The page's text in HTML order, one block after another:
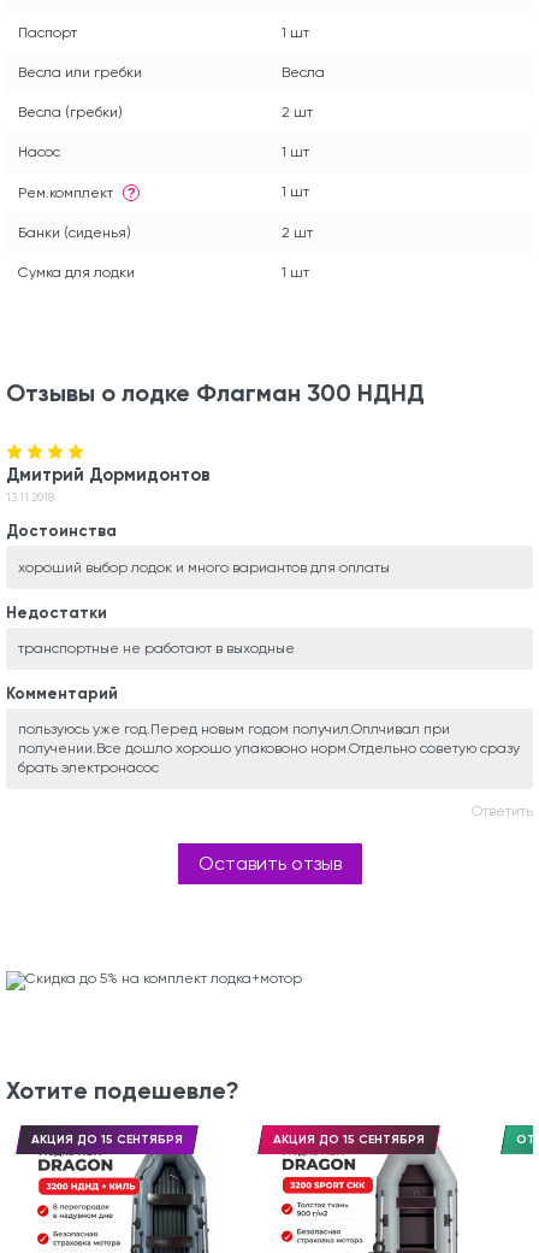
Паспорт 1 шт
Весла или гребки Весла
Весла (гребки) 2 шт
Насос 1 шт
Рем.комплект ? 1 шт
Банки (сиденья) 2 шт
Сумка для лодки 1 шт
Отзывы о лодке Флагман 300 НДНД
Дмитрий Дормидонтов
13.11.2018
Достоинства
хороший выбор лодок и много вариантов для оплаты
Недостатки
транспортные не работают в выходные
Комментарий
пользуюсь уже год.Перед новым годом получил.Оплчивал при
получении.Все дошло хорошо упаковоно норм.Отдельно советую сразу
брать электронасос
Ответить
Оставить отзыв
Хотите подешевле?
АКЦИЯ ДО 15 СЕНТЯБРЯ АКЦИЯ ДО 15 СЕНТЯБРЯ